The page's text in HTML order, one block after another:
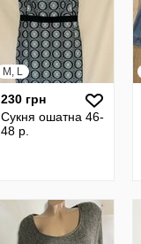
M, L
230 грн
Сукня ошатна 46-
48 р.